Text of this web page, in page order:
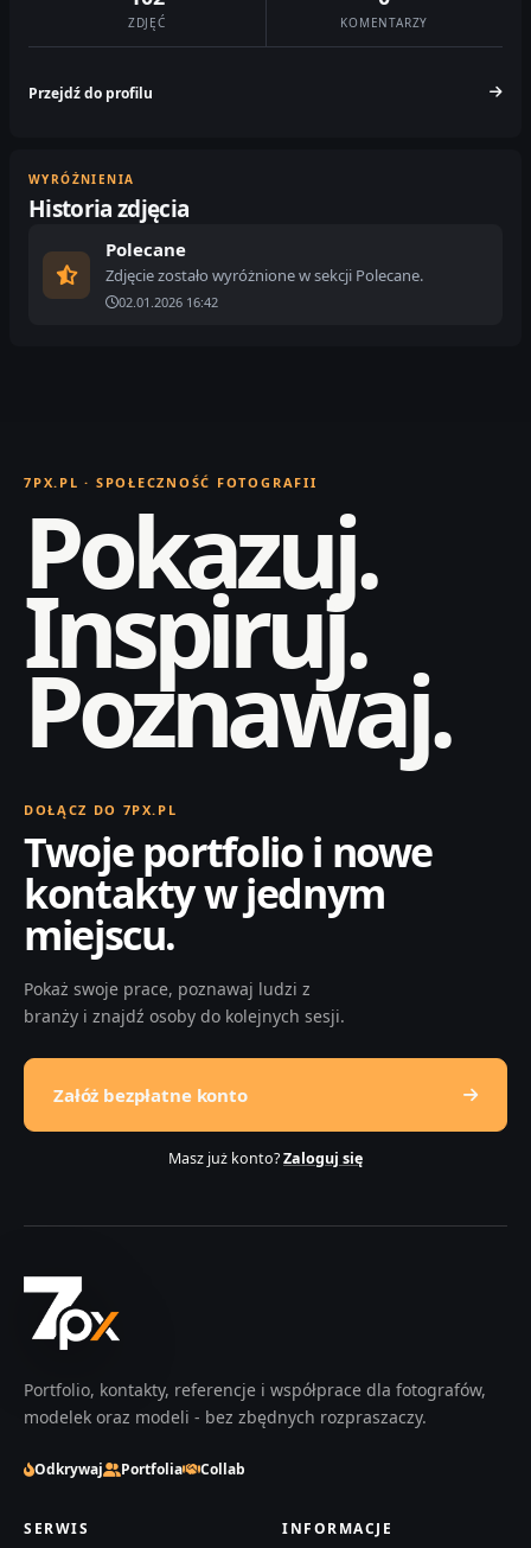
ZDJĘĆ KOMENTARZY
Przejdź do profilu
WYRÓŻNIENIA
Historia zdjęcia
Polecane
Zdjęcie zostało wyróżnione w sekcji Polecane.
02.01.2026 16:42
7PX.PL · SPOŁECZNOŚĆ FOTOGRAFII
Pokazuj.
Inspiruj.
Poznawaj.
DOŁĄCZ DO 7PX.PL
Twoje portfolio i nowe
kontakty w jednym
miejscu.
Pokaż swoje prace, poznawaj ludzi z
branży i znajdź osoby do kolejnych sesji.
Załóż bezpłatne konto
Masz już konto?Zaloguj się
Portfolio, kontakty, referencje i współprace dla fotografów,
modelek oraz modeli - bez zbędnych rozpraszaczy.
Odkrywaj Portfolia Collab
SERWIS INFORMACJE